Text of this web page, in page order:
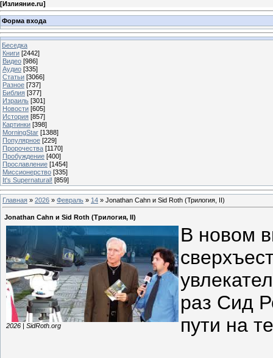
[Излияние.ru]
Форма входа
Беседка
Книги [2442]
Видео [986]
Аудио [335]
Статьи [3066]
Разное [737]
Библия [377]
Израиль [301]
Новости [605]
История [857]
Картинки [398]
MorningStar [1388]
Популярное [229]
Пророчества [1170]
Пробуждение [400]
Прославление [1454]
Миссионерство [335]
It's Supernatural! [859]
Главная » 2026 » Февраль » 14 » Jonathan Cahn и Sid Roth (Трилогия, II)
Jonathan Cahn и Sid Roth (Трилогия, II)
2026 | SidRoth.org
В новом
раз Сид
пути на